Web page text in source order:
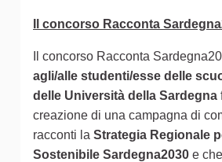
Il concorso Racconta
Il concorso Racconta
agli/alle studenti/esse delle
delle Università della Sardegna
creazione di una campagna di
racconti la Strategia Regionale
Sostenibile Sardegna2030 e